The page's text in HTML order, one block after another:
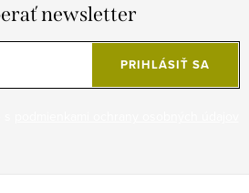
newsletter
PRIHLÁSIŤ SA